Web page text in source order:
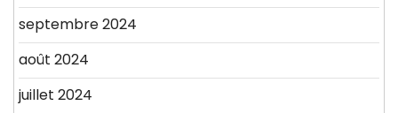
septembre 2024
août 2024
juillet 2024